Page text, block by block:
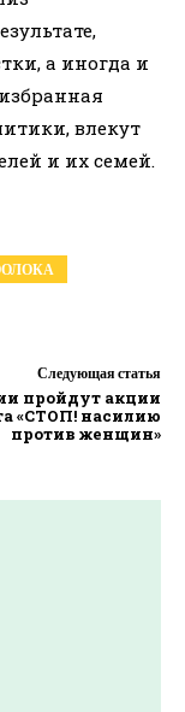
а иногда и
влекут
и их семей.
Следующая статья
пройдут акции
«СТОП! насилию
против женщин»